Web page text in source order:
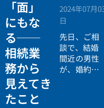
「面」
にもな
る──
相続業
務から
見えてき
たこと
2024年07月
日
先日、ご相
談で、結婚
間近の男性
が、婚約者